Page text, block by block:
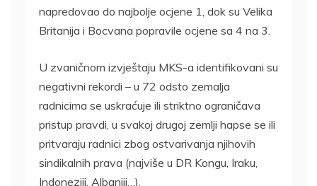
napredovao do najbolje ocjene 1, dok su Velika
Britanija i Bocvana popravile ocjene sa 4 na 3.
U zvaničnom izvještaju MKS-a identifikovani su
negativni rekordi – u 72 odsto zemalja
radnicima se uskraćuje ili striktno ograničava
pristup pravdi, u svakoj drugoj zemlji hapse se ili
pritvaraju radnici zbog ostvarivanja njihovih
sindikalnih prava (najviše u DR Kongu, Iraku,
Indoneziji, Albaniji…).